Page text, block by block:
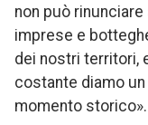
non può
imprese e
dei nostri territori,
costante diamo
momento storico».